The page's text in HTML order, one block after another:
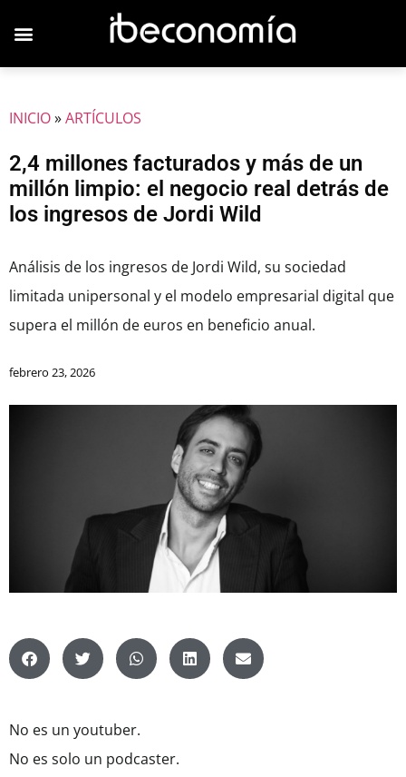
INICIO»ARTÍCULOS
2,4 millones facturados y más de un
millón limpio: el negocio real detrás de
los ingresos de Jordi Wild
Análisis de los ingresos de Jordi Wild, su sociedad
limitada unipersonal y el modelo empresarial digital que
supera el millón de euros en beneficio anual.
febrero 23, 2026
No es un youtuber.
No es solo un podcaster.